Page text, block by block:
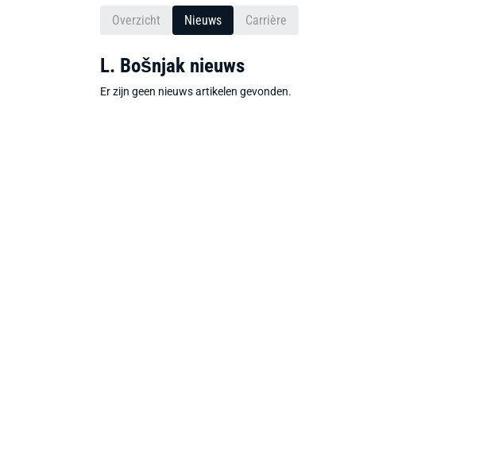
Overzicht Nieuws Carrière
L. Bošnjak nieuws
Er zijn geen nieuws artikelen gevonden.